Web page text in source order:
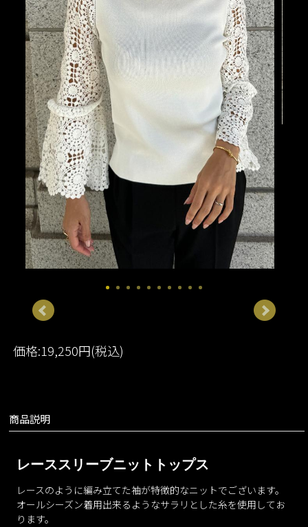
価格:19,250円(税込)
商品説明
レーススリーブニットトップス
レースのように編み立てた袖が特徴的なニットでございます。
オールシーズン着用出来るようなサラリとした糸を使用してお
ります。